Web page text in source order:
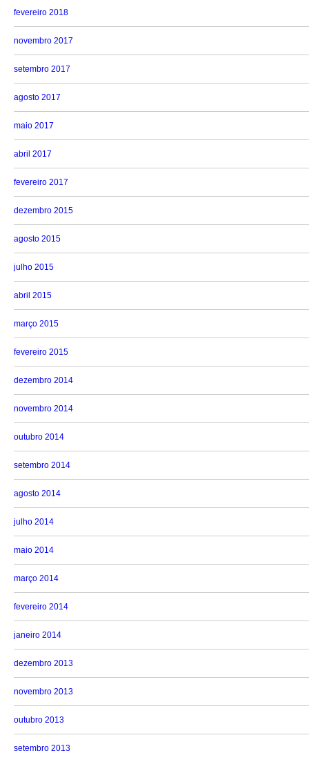
fevereiro 2018
novembro 2017
setembro 2017
agosto 2017
maio 2017
abril 2017
fevereiro 2017
dezembro 2015
agosto 2015
julho 2015
abril 2015
março 2015
fevereiro 2015
dezembro 2014
novembro 2014
outubro 2014
setembro 2014
agosto 2014
julho 2014
maio 2014
março 2014
fevereiro 2014
janeiro 2014
dezembro 2013
novembro 2013
outubro 2013
setembro 2013